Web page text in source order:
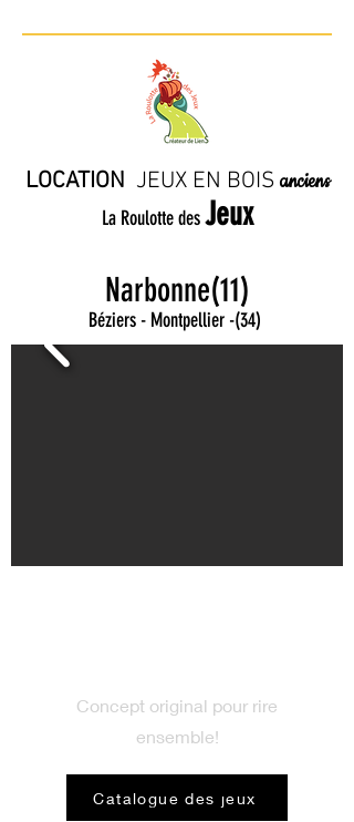
LOCATION JEUX EN BOIS anciens
La Roulotte des Jeux
Narbonne(11)
Béziers - Montpellier -(34)
Concept original pour rire
ensemble!
Catalogue des jeux